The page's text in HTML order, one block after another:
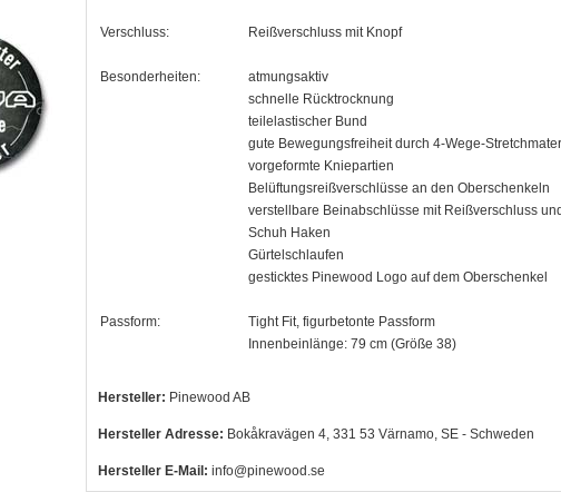
Verschluss: Reißverschluss mit Knopf
Besonderheiten:
atmungsaktiv
schnelle Rücktrocknung
teilelastischer Bund
gute Bewegungsfreiheit durch 4-Wege-
vorgeformte Kniepartien
Belüftungsreißverschlüsse an den Oberschenkeln
verstellbare Beinabschlüsse mit Reißverschluss
Schuh Haken
Gürtelschlaufen
gesticktes Pinewood Logo auf dem Oberschenkel
Passform:
Tight Fit, figurbetonte Passform
Innenbeinlänge: 79 cm (Größe 38)
Hersteller: Pinewood AB
Hersteller Adresse: Bokåkravägen 4, 331 53 Värnamo, SE - Schweden
Hersteller E-Mail: info@pinewood.se